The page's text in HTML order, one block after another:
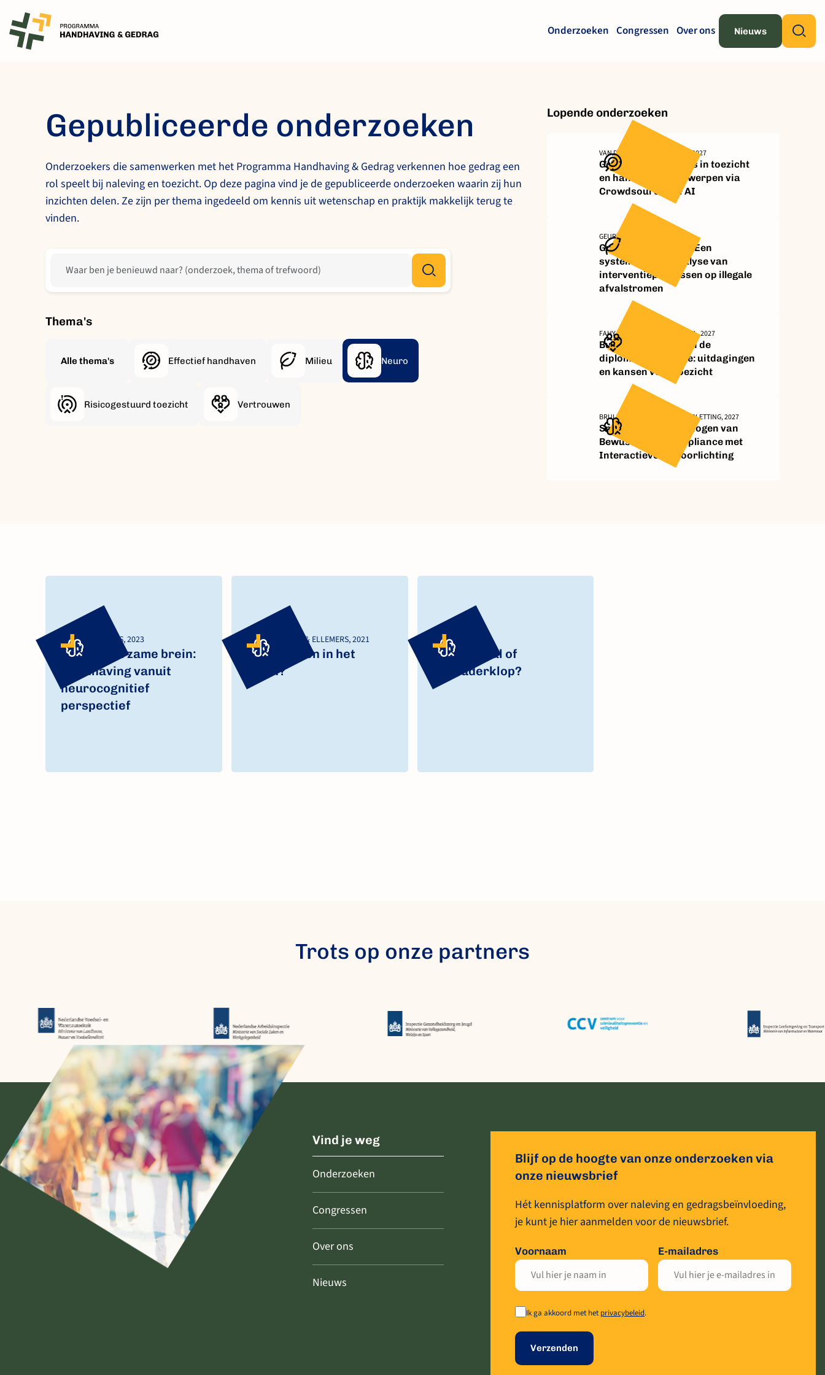
content
Onderzoeken Congressen Over ons Nieuws
Gepubliceerde onderzoeken
Onderzoekers die samenwerken met het Programma Handhaving & Gedrag verkennen hoe gedrag een
rol speelt bij naleving en toezicht. Op deze pagina vind je de gepubliceerde onderzoeken waarin zij hun
inzichten delen. Ze zijn per thema ingedeeld om kennis uit wetenschap en praktijk makkelijk terug te
vinden.
Thema's
Alle thema's Effectief handhaven Milieu Neuro
Risicogestuurd toezicht Vertrouwen
Lopende onderzoeken
VAN DE VEN, DE GRAAF, PALEY, 2027
Gedragsinterventies in toezicht
en handhaving ontwerpen via
Crowdsourcing & AI
GEURTJENS, GIARDI, 2027
Guardian scripting: Een
systematische analyse van
interventieprocessen op illegale
afvalstromen
FAHY, SCHILLEMANS, BRUMMEL, 2027
Burgerconsultatie in de
diplomademocratie: uitdagingen
en kansen voor toezicht
BRUIJNES, WEAVER-STEVENS, PLETTING, 2027
Smart Carrots: Verhogen van
Bewustzijn en Compliance met
Interactieve AI-voorlichting
DRIESSEN, AARTS, 2023
Het gehoorzame brein:
Handhaving vanuit
neurocognitief
perspectief
VAN NUNSPEET & ELLEMERS, 2021
Alarmbellen in het
brein?
VLIEK, 2017
Schandpaal of
schouderklop?
Trots op onze partners
Vind je weg
Onderzoeken
Congressen
Over ons
Nieuws
Blijf op de hoogte van onze onderzoeken via
onze nieuwsbrief
Hét kennisplatform over naleving en gedragsbeïnvloeding,
je kunt je hier aanmelden voor de nieuwsbrief.
Voornaam E-mailadres
Ik ga akkoord met hetprivacybeleid.
Verzenden